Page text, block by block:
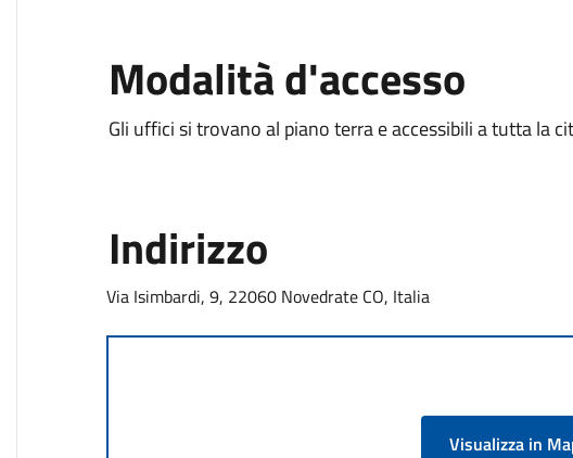
Modalità d'accesso
Gli uffici si trovano al piano terra e accessibili a tutta la
Indirizzo
Via Isimbardi, 9, 22060 Novedrate CO, Italia
Visualizza in